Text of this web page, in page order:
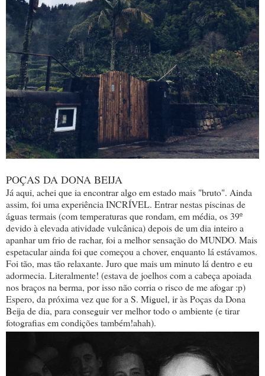
POÇAS DA DONA BEIJA
Já aqui, achei que ia encontrar algo em estado mais "bruto". Ainda
assim, foi uma experiência INCRÍVEL. Entrar nestas piscinas de
águas termais (com temperaturas que rondam, em média, os 39º
devido à elevada atividade vulcânica) depois de um dia inteiro a
apanhar um frio de rachar, foi a melhor sensação do MUNDO. Mais
espetacular ainda foi que começou a chover, enquanto lá estávamos.
Foi tão, mas tão relaxante. Juro que mais um minuto lá dentro e eu
adormecia. Literalmente! (estava de joelhos com a cabeça apoiada
nos braços na berma, por isso não corria o risco de me afogar :p)
Espero, da próxima vez que for a S. Miguel, ir às Poças da Dona
Beija de dia, para conseguir ver melhor todo o ambiente (e tirar
fotografias em condições também!ahah).